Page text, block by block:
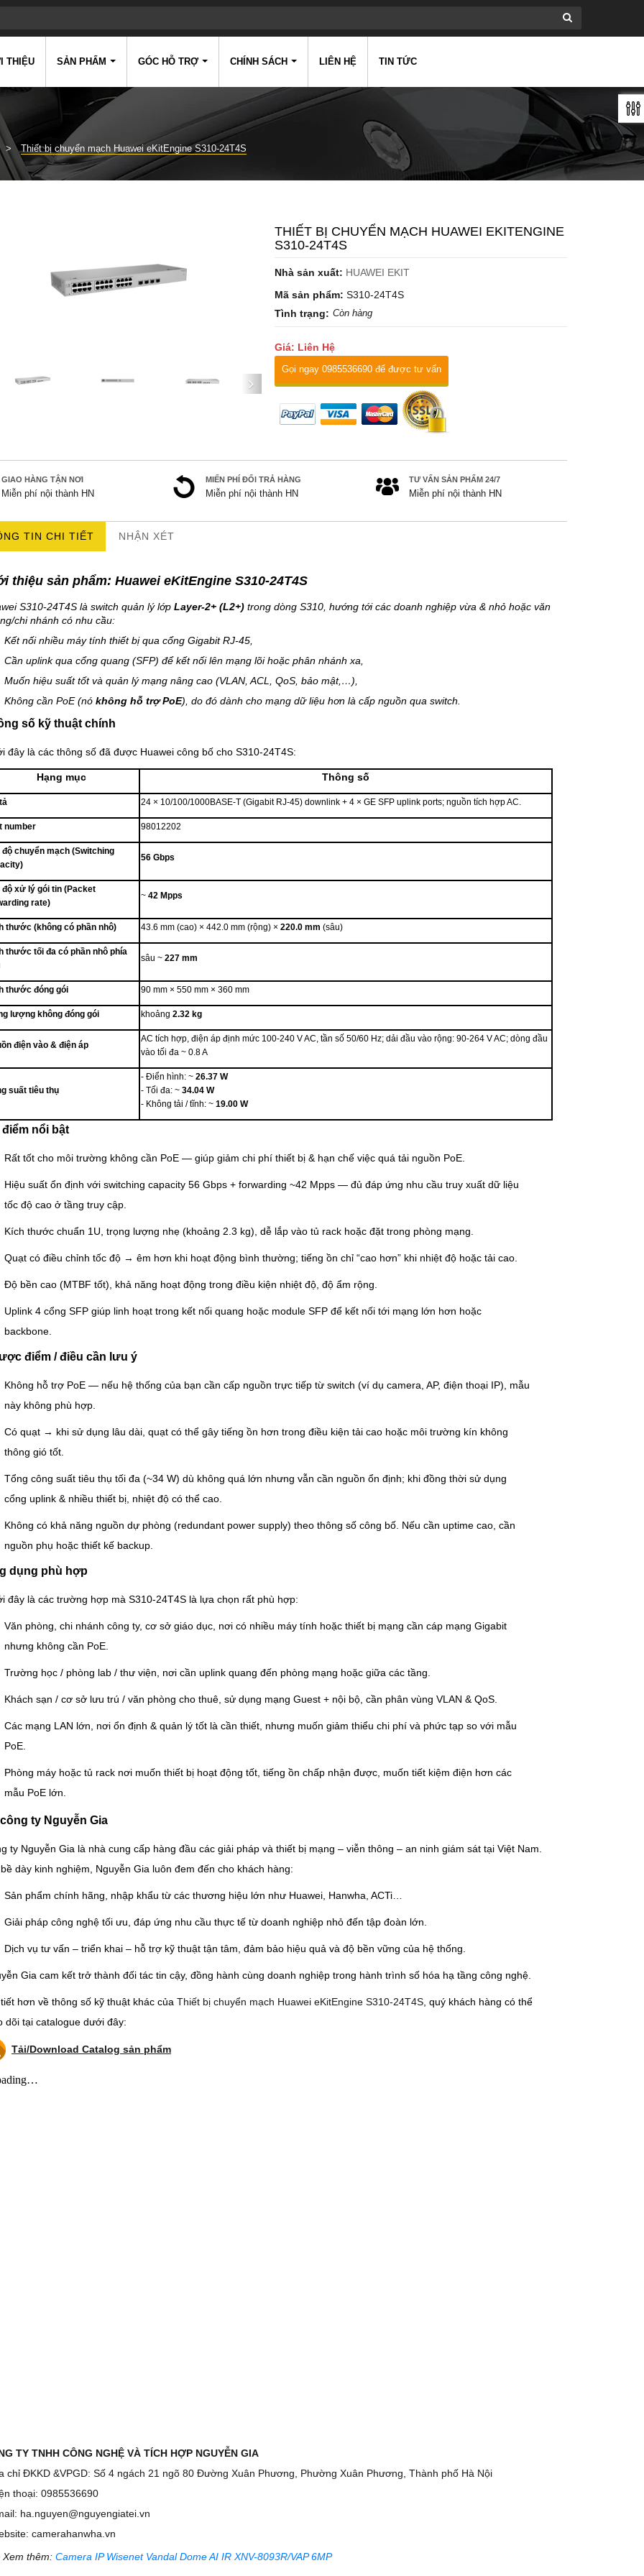
THIỆU SẢN PHẨM GÓC HỖ TRỢ CHÍNH SÁCH LIÊN HỆ TIN TỨC
Thiết bị chuyển mạch Huawei eKitEngine S310-24T4S
THIẾT BỊ CHUYỂN MẠCH HUAWEI EKITENGINE
S310-24T4S
Nhà sản xuất: HUAWEI EKIT
Mã sản phẩm: S310-24T4S
Tình trạng: Còn hàng
Giá: Liên Hệ
Gọi ngay 0985536690 để được tư vấn
GIAO HÀNG TẬN NƠI
Miễn phí nội thành HN
MIẾN PHÍ ĐỔI TRẢ HÀNG
Miễn phí nội thành HN
TƯ VẤN SẢN PHẨM 24/7
Miễn phí nội thành HN
TIN CHI TIẾT NHẬN XÉT
thiệu sản phẩm: Huawei eKitEngine S310-24T4S
S310-24T4S là switch quản lý lớp Layer-2+ (L2+) trong dòng S310, hướng tới các doanh nghiệp vừa & nhỏ hoặc văn
chi nhánh có nhu cầu:
Kết nối nhiều máy tính thiết bị qua cổng Gigabit RJ-45,
Cần uplink qua cổng quang (SFP) để kết nối lên mạng lõi hoặc phân nhánh xa,
Muốn hiệu suất tốt và quản lý mạng nâng cao (VLAN, ACL, QoS, bảo mật,…),
Không cần PoE (nó không hỗ trợ PoE), do đó dành cho mạng dữ liệu hơn là cấp nguồn qua switch.
số kỹ thuật chính
đây là các thông số đã được Huawei công bố cho S310-24T4S:
Hạng mục Thông số
24 × 10/100/1000BASE-T (Gigabit RJ-45) downlink + 4 × GE SFP uplink ports; nguồn tích hợp AC.
number 98012202
độ chuyển mạch (Switching
56 Gbps
độ xử lý gói tin (Packet
rate)
~ 42 Mpps
thước (không có phần nhô) 43.6 mm (cao) × 442.0 mm (rộng) × 220.0 mm (sâu)
thước tối đa có phần nhô phía
sâu ~ 227 mm
thước đóng gói 90 mm × 550 mm × 360 mm
lượng không đóng gói khoảng 2.32 kg
điện vào & điện áp
AC tích hợp, điện áp định mức 100-240 V AC, tần số 50/60 Hz; dải đầu vào rộng: 90-264 V AC; dòng đầu
vào tối đa ~ 0.8 A
suất tiêu thụ
- Điển hình: ~ 26.37 W
- Tối đa: ~ 34.04 W
- Không tải / tĩnh: ~ 19.00 W
điểm nổi bật
Rất tốt cho môi trường không cần PoE — giúp giảm chi phí thiết bị & hạn chế việc quá tải nguồn PoE.
Hiệu suất ổn định với switching capacity 56 Gbps + forwarding ~42 Mpps — đủ đáp ứng nhu cầu truy xuất dữ liệu
tốc độ cao ở tầng truy cập.
Kích thước chuẩn 1U, trọng lượng nhẹ (khoảng 2.3 kg), dễ lắp vào tủ rack hoặc đặt trong phòng mạng.
Quạt có điều chỉnh tốc độ → êm hơn khi hoạt động bình thường; tiếng ồn chỉ “cao hơn” khi nhiệt độ hoặc tải cao.
Độ bền cao (MTBF tốt), khả năng hoạt động trong điều kiện nhiệt độ, độ ẩm rộng.
Uplink 4 cổng SFP giúp linh hoạt trong kết nối quang hoặc module SFP để kết nối tới mạng lớn hơn hoặc
backbone.
điểm / điều cần lưu ý
Không hỗ trợ PoE — nếu hệ thống của bạn cần cấp nguồn trực tiếp từ switch (ví dụ camera, AP, điện thoại IP), mẫu
này không phù hợp.
Có quạt → khi sử dụng lâu dài, quạt có thể gây tiếng ồn hơn trong điều kiện tải cao hoặc môi trường kín không
thông gió tốt.
Tổng công suất tiêu thụ tối đa (~34 W) dù không quá lớn nhưng vẫn cần nguồn ổn định; khi đồng thời sử dụng
cổng uplink & nhiều thiết bị, nhiệt độ có thể cao.
Không có khả năng nguồn dự phòng (redundant power supply) theo thông số công bố. Nếu cần uptime cao, cần
nguồn phụ hoặc thiết kế backup.
dụng phù hợp
đây là các trường hợp mà S310-24T4S là lựa chọn rất phù hợp:
Văn phòng, chi nhánh công ty, cơ sở giáo dục, nơi có nhiều máy tính hoặc thiết bị mạng cần cáp mạng Gigabit
nhưng không cần PoE.
Trường học / phòng lab / thư viện, nơi cần uplink quang đến phòng mạng hoặc giữa các tầng.
Khách sạn / cơ sở lưu trú / văn phòng cho thuê, sử dụng mạng Guest + nội bộ, cần phân vùng VLAN & QoS.
Các mạng LAN lớn, nơi ổn định & quản lý tốt là cần thiết, nhưng muốn giảm thiểu chi phí và phức tạp so với mẫu
PoE.
Phòng máy hoặc tủ rack nơi muốn thiết bị hoạt động tốt, tiếng ồn chấp nhận được, muốn tiết kiệm điện hơn các
mẫu PoE lớn.
ty Nguyễn Gia
ty Nguyễn Gia là nhà cung cấp hàng đầu các giải pháp và thiết bị mạng – viễn thông – an ninh giám sát tại Việt Nam.
dày kinh nghiệm, Nguyễn Gia luôn đem đến cho khách hàng:
Sản phẩm chính hãng, nhập khẩu từ các thương hiệu lớn như Huawei, Hanwha, ACTi…
Giải pháp công nghệ tối ưu, đáp ứng nhu cầu thực tế từ doanh nghiệp nhỏ đến tập đoàn lớn.
Dịch vụ tư vấn – triển khai – hỗ trợ kỹ thuật tận tâm, đảm bảo hiệu quả và độ bền vững của hệ thống.
Gia cam kết trở thành đối tác tin cậy, đồng hành cùng doanh nghiệp trong hành trình số hóa hạ tầng công nghệ.
hơn về thông số kỹ thuật khác của Thiết bị chuyển mạch Huawei eKitEngine S310-24T4S , quý khách hàng có thể
dõi tại catalogue dưới đây:
Tải/Download Catalog sản phẩm
TY TNHH CÔNG NGHỆ VÀ TÍCH HỢP NGUYỄN GIA
chỉ ĐKKD &VPGD: Số 4 ngách 21 ngõ 80 Đường Xuân Phương, Phường Xuân Phương, Thành phố Hà Nội
thoại: 0985536690
ha.nguyen@nguyengiatei.vn
camerahanwha.vn
Xem thêm: Camera IP Wisenet Vandal Dome AI IR XNV-8093R/VAP 6MP